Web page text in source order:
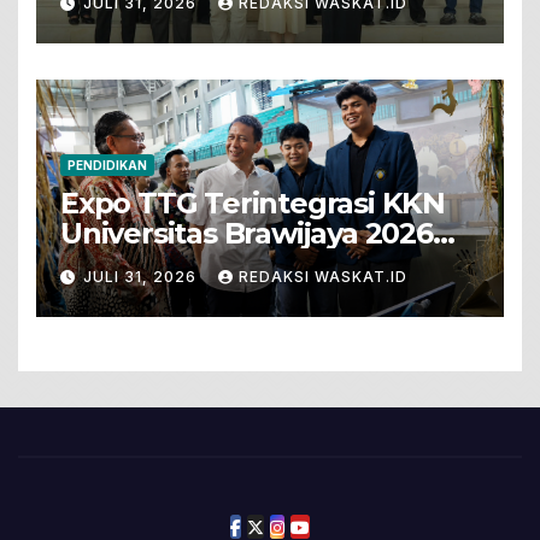
PENDIDIKAN
Expo TTG Terintegrasi KKN
Universitas Brawijaya 2026
Hadirkan Inovasi Peternakan
Untuk Bojonegoro
JULI 31, 2026 REDAKSI WASKAT.ID